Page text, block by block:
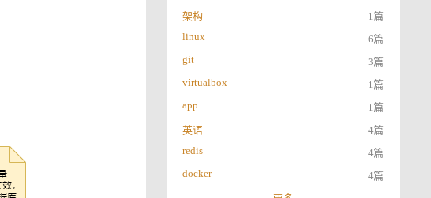
架构
1篇
linux
6篇
git
3篇
virtualbox
1篇
app
1篇
英语
4篇
redis
4篇
docker
4篇